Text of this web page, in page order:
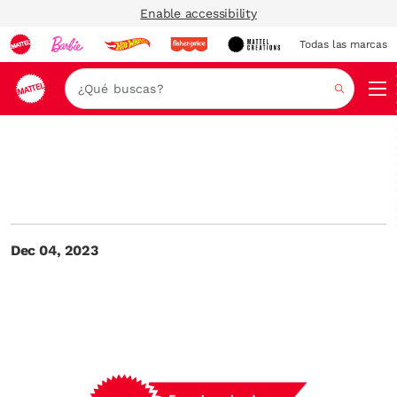
Enable accessibility
Todas las marcas
Buscar
Dec 04, 2023